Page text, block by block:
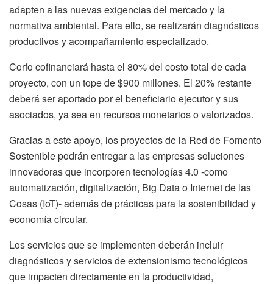
adapten a las nuevas exigencias del mercado y la
normativa ambiental. Para ello, se realizarán diagnósticos
productivos y acompañamiento especializado.
Corfo cofinanciará hasta el 80% del costo total de cada
proyecto, con un tope de $900 millones. El 20% restante
deberá ser aportado por el beneficiario ejecutor y sus
asociados, ya sea en recursos monetarios o valorizados.
Gracias a este apoyo, los proyectos de la Red de Fomento
Sostenible podrán entregar a las empresas soluciones
innovadoras que incorporen tecnologías 4.0 -como
automatización, digitalización, Big Data o Internet de las
Cosas (IoT)- además de prácticas para la sostenibilidad y
economía circular.
Los servicios que se implementen deberán incluir
diagnósticos y servicios de extensionismo tecnológicos
que impacten directamente en la productividad,